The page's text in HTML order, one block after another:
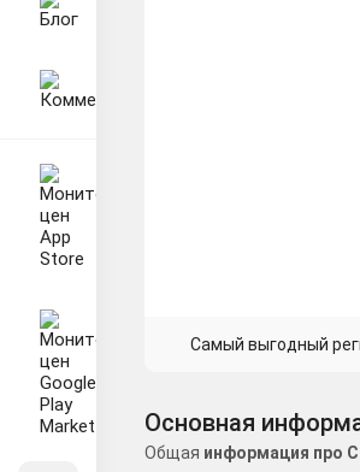
Самый выгодный
Основная
Общая информация про